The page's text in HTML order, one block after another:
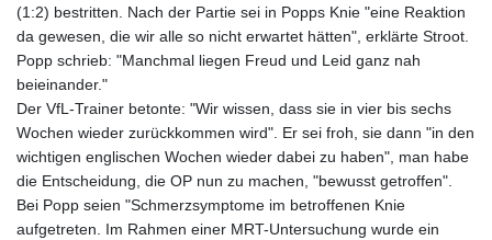
(1:2) bestritten. Nach der Partie sei in Popps Knie "eine Reaktion
da gewesen, die wir alle so nicht erwartet hätten", erklärte Stroot.
Popp schrieb: "Manchmal liegen Freud und Leid ganz nah
beieinander."
Der VfL-Trainer betonte: "Wir wissen, dass sie in vier bis sechs
Wochen wieder zurückkommen wird". Er sei froh, sie dann "in den
wichtigen englischen Wochen wieder dabei zu haben", man habe
die Entscheidung, die OP nun zu machen, "bewusst getroffen".
Bei Popp seien "Schmerzsymptome im betroffenen Knie
aufgetreten. Im Rahmen einer MRT-Untersuchung wurde ein